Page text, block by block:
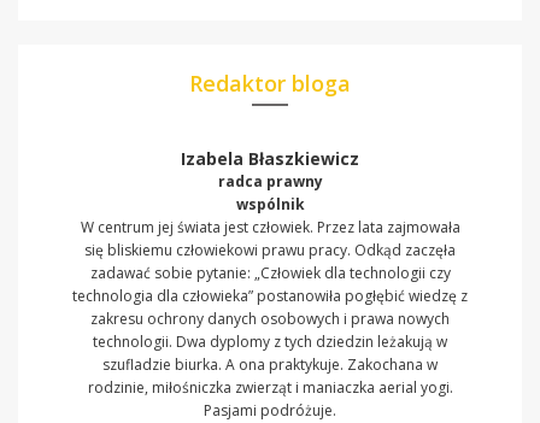
Redaktor bloga
Izabela Błaszkiewicz
radca prawny
wspólnik
W centrum jej świata jest człowiek. Przez lata zajmowała
się bliskiemu człowiekowi prawu pracy. Odkąd zaczęła
zadawać sobie pytanie: „Człowiek dla technologii czy
technologia dla człowieka” postanowiła pogłębić wiedzę z
zakresu ochrony danych osobowych i prawa nowych
technologii. Dwa dyplomy z tych dziedzin leżakują w
szufladzie biurka. A ona praktykuje. Zakochana w
rodzinie, miłośniczka zwierząt i maniaczka aerial yogi.
Pasjami podróżuje.